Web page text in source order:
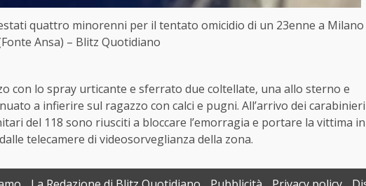
quattro minorenni per il tentato omicidio di un 23enne a Milano
Ansa) – Blitz Quotidiano
con lo spray urticante e sferrato due coltellate, una allo sterno e
a infierire sul ragazzo con calci e pugni. All’arrivo dei carabinieri
del 118 sono riusciti a bloccare l’emorragia e portare la vittima in
telecamere di videosorveglianza della zona.